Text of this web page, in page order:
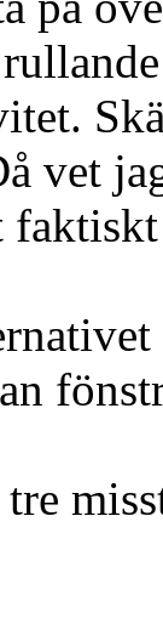
vet